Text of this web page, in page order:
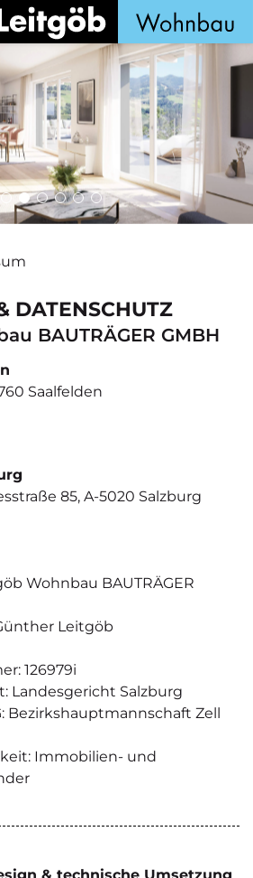
DATENSCHUTZ
BAUTRÄGER GMBH
Saalfelden
85, A-5020 Salzburg
Wohnbau BAUTRÄGER
Leitgöb
126979i
Landesgericht Salzburg
Bezirkshauptmannschaft Zell
Immobilien- und